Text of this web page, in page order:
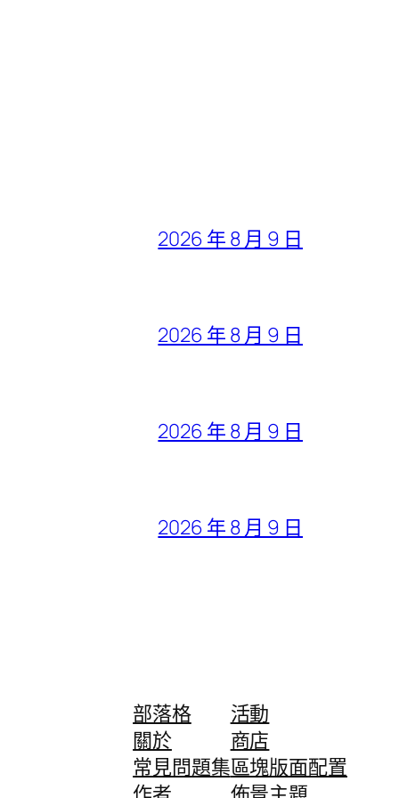
2026 年 8 月 9 日
2026 年 8 月 9 日
2026 年 8 月 9 日
2026 年 8 月 9 日
部落格
關於
常見問題集
活動
商店
區塊版面配置